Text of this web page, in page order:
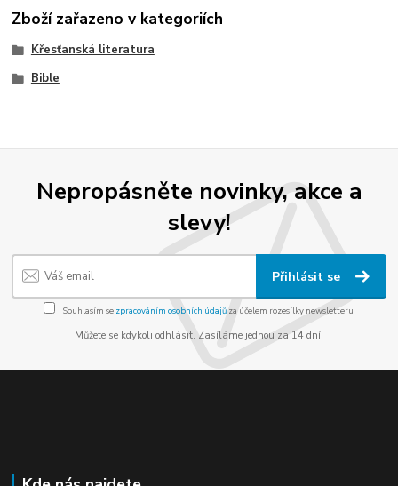
Zboží zařazeno v kategoriích
Křesťanská literatura
Bible
Nepropásněte novinky, akce a
slevy!
Přihlásit se
Souhlasím se zpracováním osobních údajůza účelem rozesílky newsletteru.
Můžete se kdykoli odhlásit. Zasíláme jednou za 14 dní.